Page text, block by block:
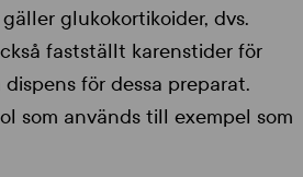
glukokortikoider, dvs.
fastställt karenstider för
för dessa preparat.
som används till exempel som